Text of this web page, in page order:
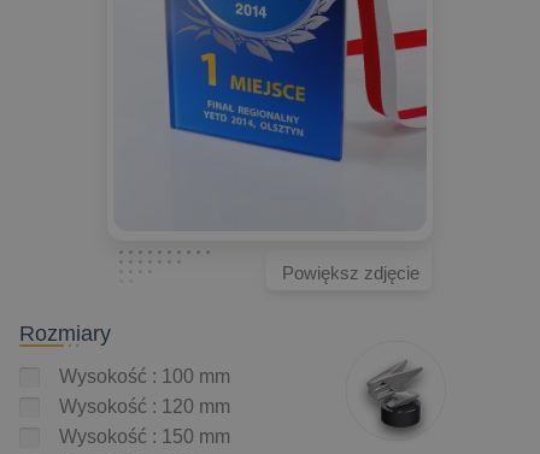
Powiększ zdjęcie
Rozmiary
Wysokość : 100 mm
Wysokość : 120 mm
Wysokość : 150 mm